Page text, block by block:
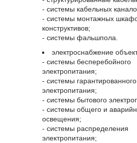
- системы кабельных
- системы монтажных
конструктивов;
- системы фальшпола.
электроснабжение
- системы бесперебойного
электропитания;
- системы гарантированного
электропитания;
- системы бытового
- системы общего и
освещения;
- системы распределения
электропитания;